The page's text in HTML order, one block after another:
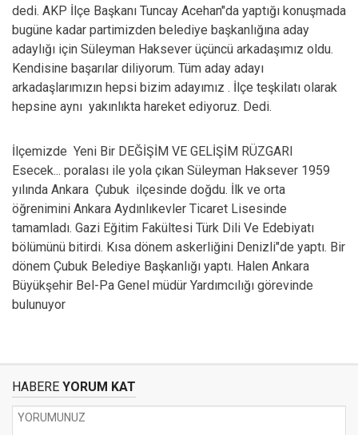
dedi. AKP İlçe Başkanı Tuncay Acehan"da yaptığı konuşmada
bugüne kadar partimizden belediye başkanlığına aday
adaylığı için Süleyman Haksever üçüncü arkadaşımız oldu.
Kendisine başarılar diliyorum. Tüm aday adayı
arkadaşlarımızın hepsi bizim adayımız . İlçe teşkilatı olarak
hepsine aynı yakınlıkta hareket ediyoruz. Dedi.
İlçemizde Yeni Bir DEĞİŞİM VE GELİŞİM RÜZGARI
Esecek... poralası ile yola çıkan Süleyman Haksever 1959
yılında Ankara Çubuk ilçesinde doğdu. İlk ve orta
öğrenimini Ankara Aydınlıkevler Ticaret Lisesinde
tamamladı. Gazi Eğitim Fakültesi Türk Dili Ve Edebiyatı
bölümünü bitirdi. Kısa dönem askerliğini Denizli"de yaptı. Bir
dönem Çubuk Belediye Başkanlığı yaptı. Halen Ankara
Büyükşehir Bel-Pa Genel müdür Yardımcılığı görevinde
bulunuyor
HABERE YORUM KAT